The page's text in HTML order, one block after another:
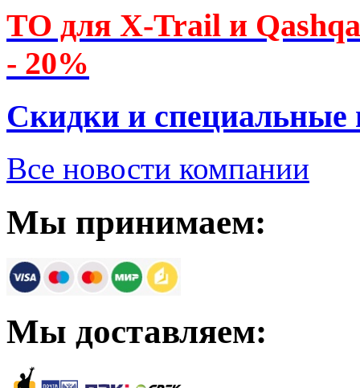
ТО для X-Trail и
- 20%
Скидки и специальные
Все новости компании
Мы принимаем:
Мы доставляем: